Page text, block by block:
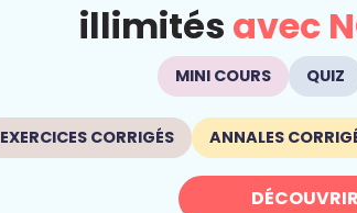
illimités avec
MINI COURS QUIZ
EXERCICES CORRIGÉS ANNALES
DÉCOUVRIR